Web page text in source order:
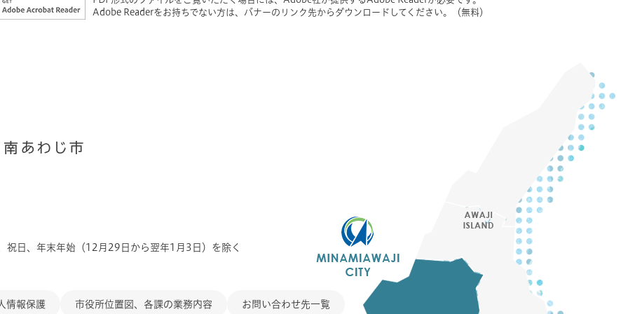
Adobe Readerをお持ちでない方は、バナーのリンク先からダウンロードしてください。（無料）
日、年末年始（12月29日から翌年1月3日）を除く
情報保護 市役所位置図、各課の業務内容 お問い合わせ先一覧